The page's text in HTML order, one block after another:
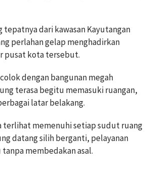
dari kawasan Kayutangan
perlahan gelap menghadirkan
pusat kota tersebut.
dengan bangunan megah
terasa begitu memasuki ruangan,
latar belakang.
terlihat memenuhi setiap sudut ruang
datang silih berganti, pelayanan
membedakan asal.